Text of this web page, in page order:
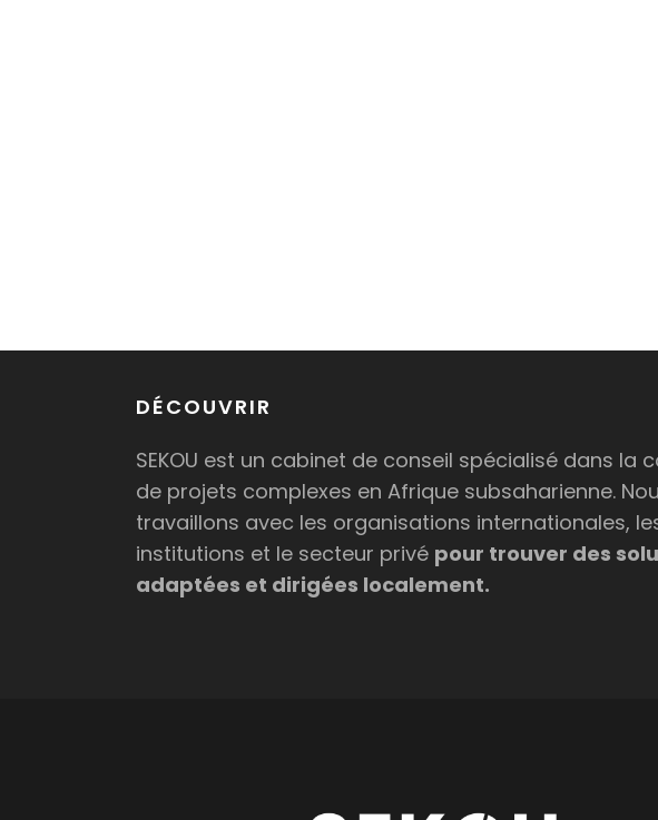
DÉCOUVRIR
SEKOU est un cabinet de conseil spécialisé dans la
de projets complexes en Afrique subsaharienne.
travaillons avec les organisations internationales,
institutions et le secteur privé pour trouver des
adaptées et dirigées localement.